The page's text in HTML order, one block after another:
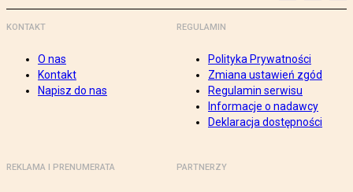
KONTAKT
O nas
Kontakt
Napisz do nas
REGULAMIN
Polityka Prywatności
Zmiana ustawień zgód
Regulamin serwisu
Informacje o nadawcy
Deklaracja dostępności
REKLAMA I PRENUMERATA PARTNERZY